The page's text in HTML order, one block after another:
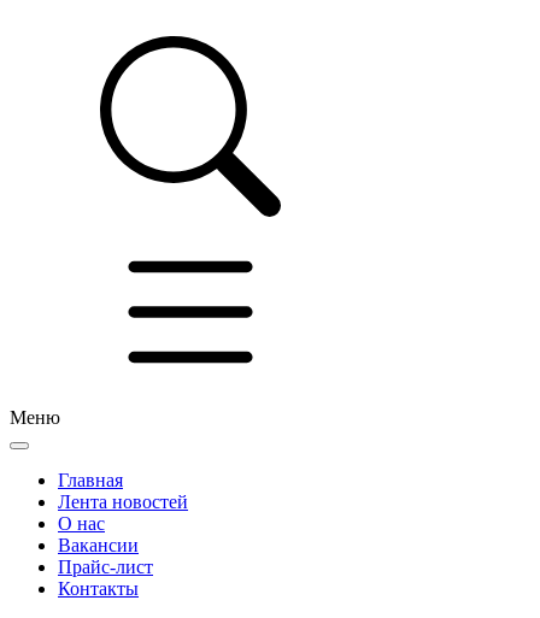
Меню
Главная
Лента новостей
О нас
Вакансии
Прайс-лист
Контакты